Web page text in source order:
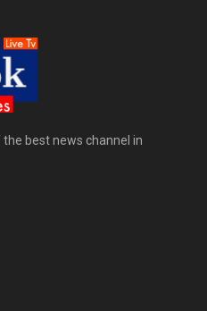
best news channel in